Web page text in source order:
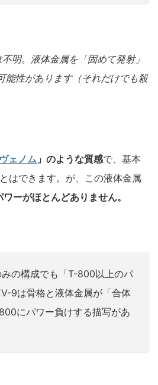
明。液体金属を「固めて発射」
能性があります（それだけでも殺
ヴェノム 」のような質感で、基本
はできます。が、この液体金属
ーがほとんどありません。
の構成でも「T-800以上のパ
9は骨格と液体金属が「合体
にパワー負けする描写があ